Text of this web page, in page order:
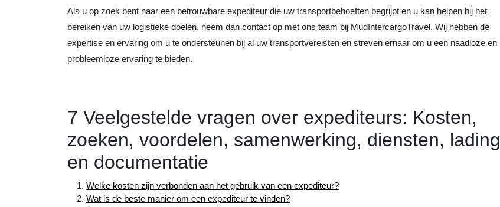
Als u op zoek bent naar een betrouwbare expediteur die uw transportbehoeften begrijpt en u kan helpen bij het
bereiken van uw logistieke doelen, neem dan contact op met ons team bij MudIntercargoTravel. Wij hebben de
expertise en ervaring om u te ondersteunen bij al uw transportvereisten en streven ernaar om u een naadloze en
probleemloze ervaring te bieden.
7 Veelgestelde vragen over expediteurs: Kosten,
zoeken, voordelen, samenwerking, diensten, lading
en documentatie
Welke kosten zijn verbonden aan het gebruik van een expediteur?
Wat is de beste manier om een expediteur te vinden?